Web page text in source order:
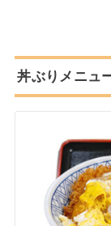
丼ぶりメニュ